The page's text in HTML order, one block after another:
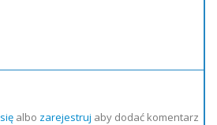
albo zarejestruj aby dodać komentarz